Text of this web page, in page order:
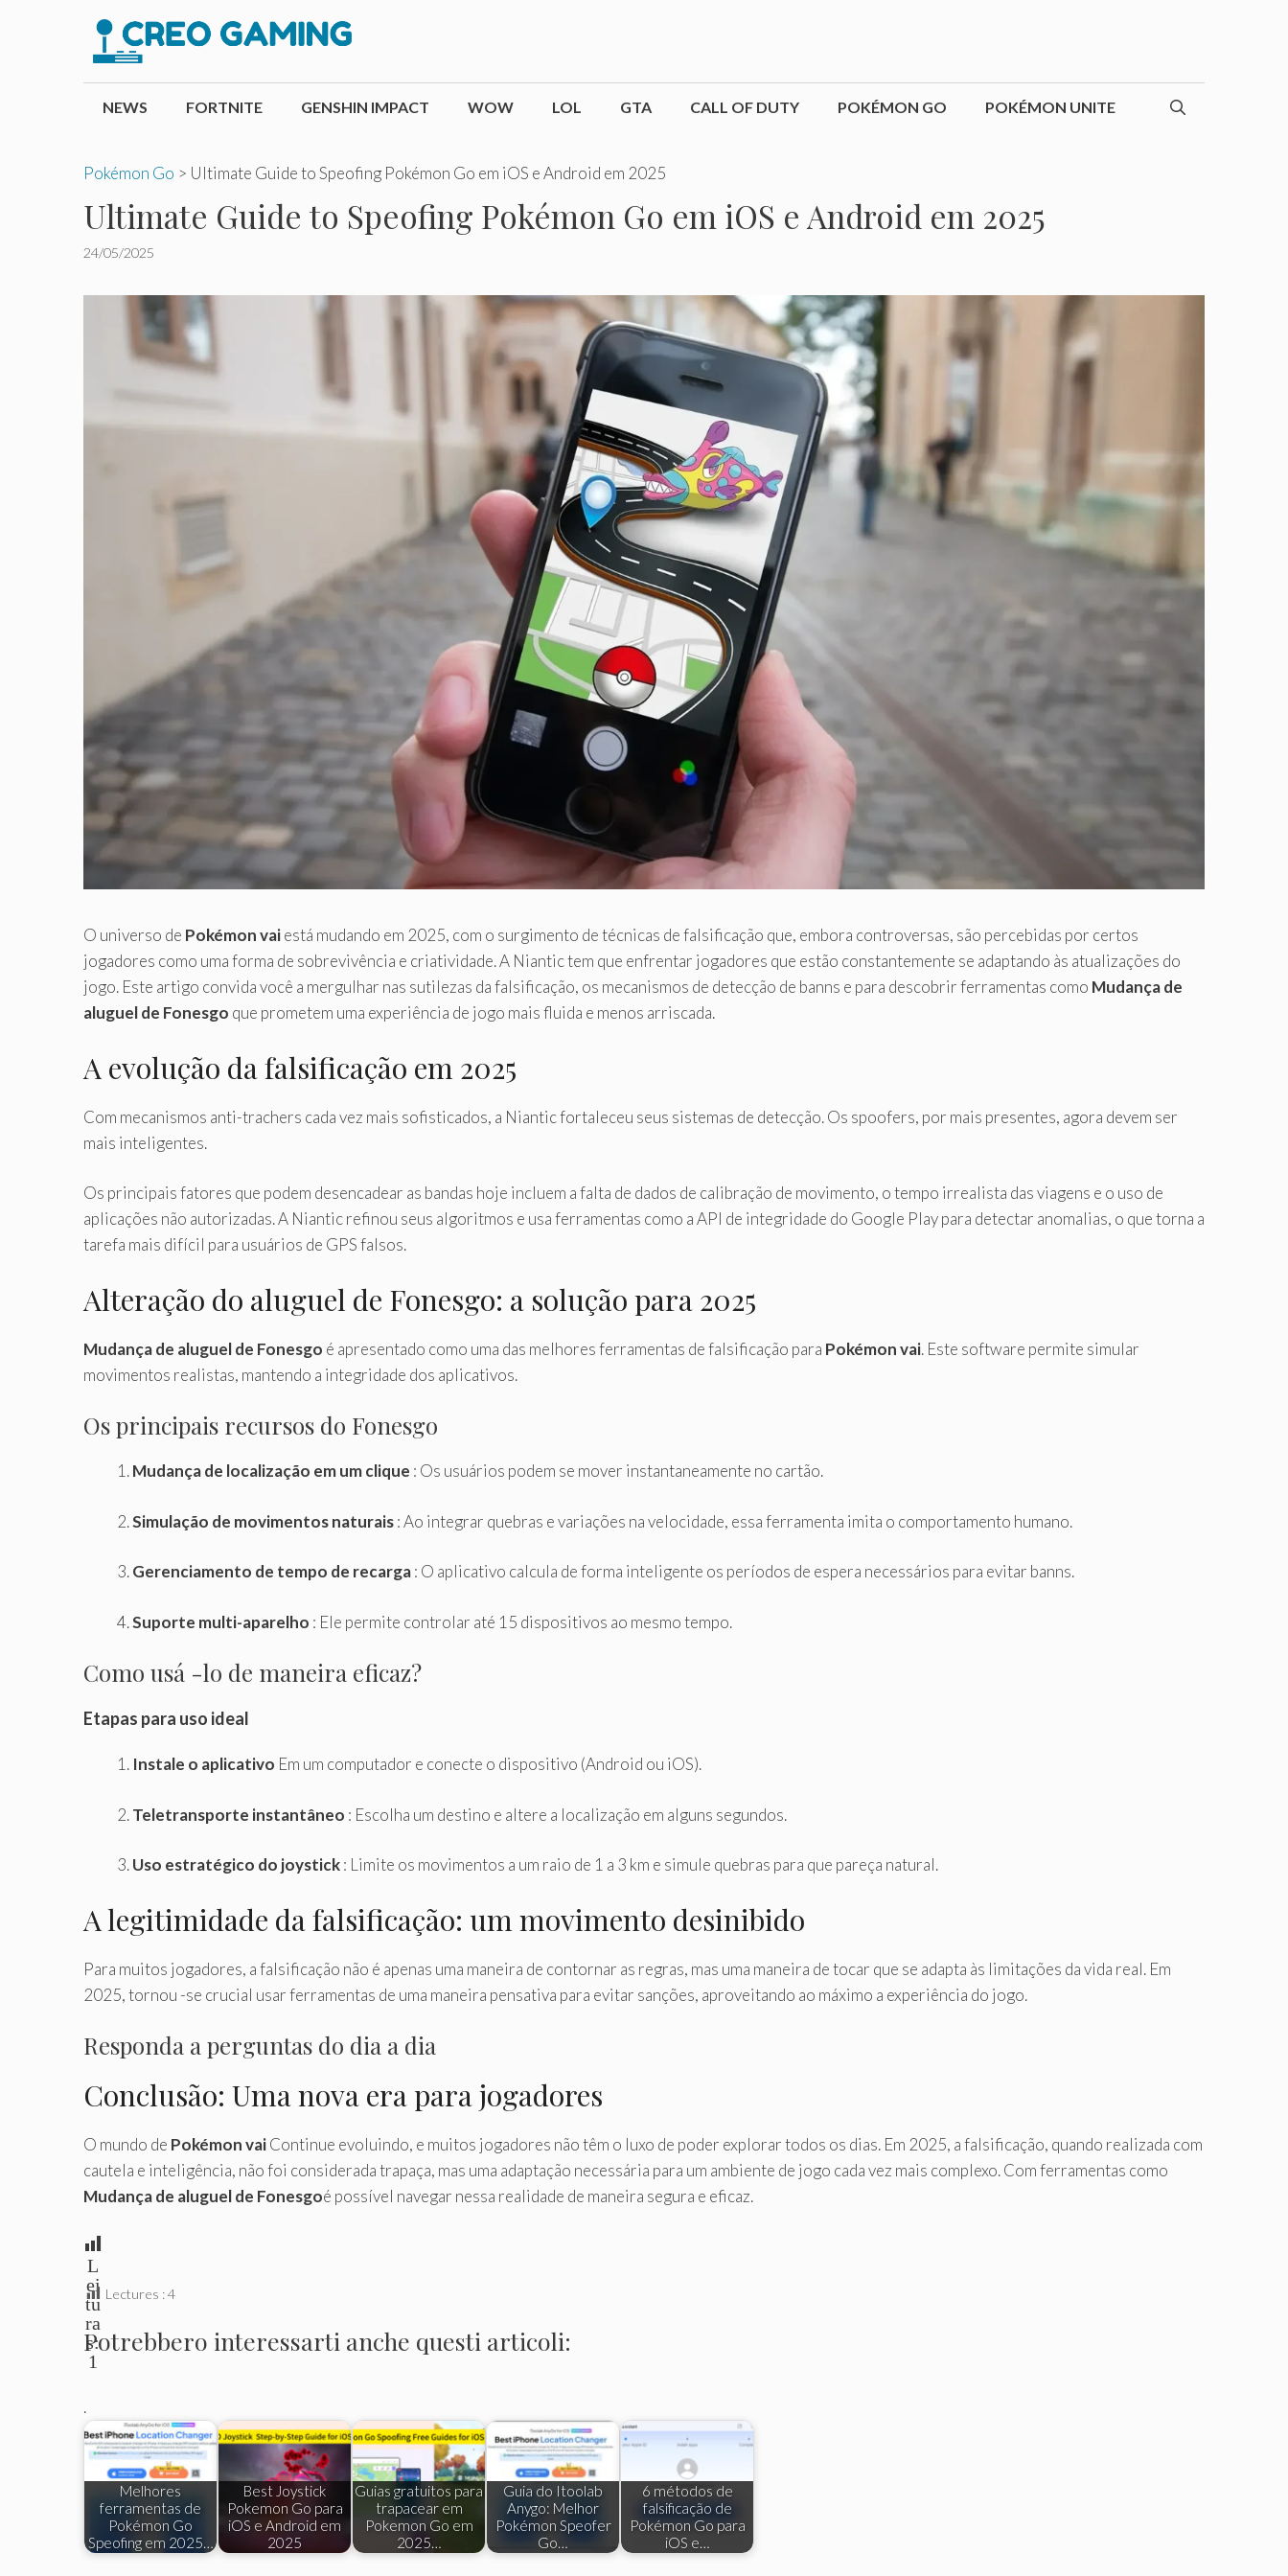
conteúdo
NEWS FORTNITE GENSHIN IMPACT WOW LOL GTA CALL OF DUTY POKÉMON GO POKÉMON UNITE
Pokémon Go > Ultimate Guide to Speofing Pokémon Go em iOS e Android em 2025
Ultimate Guide to Speofing Pokémon Go em iOS e Android em 2025
24/05/2025
O universo de Pokémon vaiestá mudando em 2025, com o surgimento de técnicas de falsificação que, embora controversas, são percebidas por certos
jogadores como uma forma de sobrevivência e criatividade. A Niantic tem que enfrentar jogadores que estão constantemente se adaptando às atualizações do
jogo. Este artigo convida você a mergulhar nas sutilezas da falsificação, os mecanismos de detecção de banns e para descobrir ferramentas como Mudança de
aluguel de Fonesgo que prometem uma experiência de jogo mais fluida e menos arriscada.
A evolução da falsificação em 2025
Com mecanismos anti-trachers cada vez mais sofisticados, a Niantic fortaleceu seus sistemas de detecção. Os spoofers, por mais presentes, agora devem ser
mais inteligentes.
Os principais fatores que podem desencadear as bandas hoje incluem a falta de dados de calibração de movimento, o tempo irrealista das viagens e o uso de
aplicações não autorizadas. A Niantic refinou seus algoritmos e usa ferramentas como a API de integridade do Google Play para detectar anomalias, o que torna a
tarefa mais difícil para usuários de GPS falsos.
Alteração do aluguel de Fonesgo: a solução para 2025
Mudança de aluguel de Fonesgo é apresentado como uma das melhores ferramentas de falsificação para Pokémon vai. Este software permite simular
movimentos realistas, mantendo a integridade dos aplicativos.
Os principais recursos do Fonesgo
Mudança de localização em um clique : Os usuários podem se mover instantaneamente no cartão.
Simulação de movimentos naturais: Ao integrar quebras e variações na velocidade, essa ferramenta imita o comportamento humano.
Gerenciamento de tempo de recarga: O aplicativo calcula de forma inteligente os períodos de espera necessários para evitar banns.
Suporte multi-aparelho : Ele permite controlar até 15 dispositivos ao mesmo tempo.
Como usá -lo de maneira eficaz?
Etapas para uso ideal
Instale o aplicativo Em um computador e conecte o dispositivo (Android ou iOS).
Teletransporte instantâneo : Escolha um destino e altere a localização em alguns segundos.
Uso estratégico do joystick: Limite os movimentos a um raio de 1 a 3 km e simule quebras para que pareça natural.
A legitimidade da falsificação: um movimento desinibido
Para muitos jogadores, a falsificação não é apenas uma maneira de contornar as regras, mas uma maneira de tocar que se adapta às limitações da vida real. Em
2025, tornou -se crucial usar ferramentas de uma maneira pensativa para evitar sanções, aproveitando ao máximo a experiência do jogo.
Responda a perguntas do dia a dia
Conclusão: Uma nova era para jogadores
O mundo de Pokémon vaiContinue evoluindo, e muitos jogadores não têm o luxo de poder explorar todos os dias. Em 2025, a falsificação, quando realizada com
cautela e inteligência, não foi considerada trapaça, mas uma adaptação necessária para um ambiente de jogo cada vez mais complexo. Com ferramentas como
Mudança de aluguel de Fonesgoé possível navegar nessa realidade de maneira segura e eficaz.
L
ei
tu
ra
s:
1
Lectures :4
Potrebbero interessarti anche questi articoli:
.
Melhores
ferramentas de
Pokémon Go
Speofing em 2025…
Best Joystick
Pokemon Go para
iOS e Android em
2025
Guias gratuitos para
trapacear em
Pokemon Go em
2025…
Guia do Itoolab
Anygo: Melhor
Pokémon Speofer
Go…
6 métodos de
falsificação de
Pokémon Go para
iOS e…